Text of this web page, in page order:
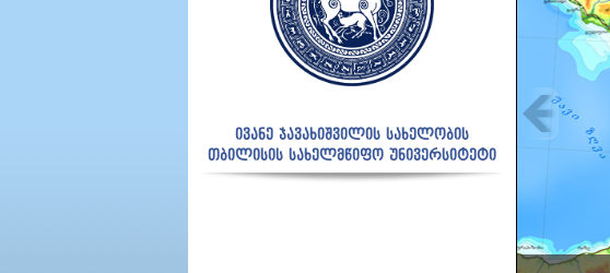
ივანე ჯავახიშვილის სახელობის
თბილისის სახელმწიფო უნივერსიტეტი